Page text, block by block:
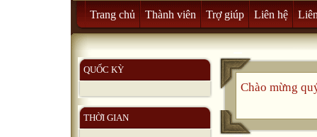
Trang chủ Thành viên Trợ giúp Liên hệ
QUỐC KỲ
THỜI GIAN
Chào mừng